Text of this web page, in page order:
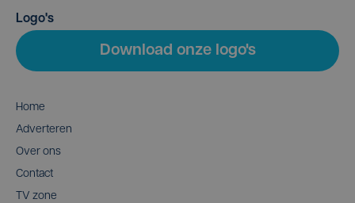
Logo's
Download onze logo's
Home
Adverteren
Over ons
Contact
TV zone